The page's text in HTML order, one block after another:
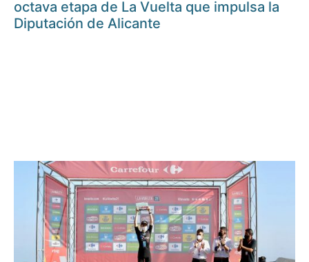
octava etapa de La Vuelta que impulsa la
Diputación de Alicante